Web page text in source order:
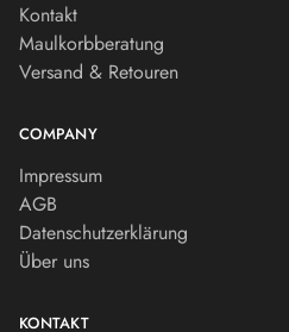
Kontakt
Maulkorbberatung
Versand & Retouren
COMPANY
Impressum
AGB
Datenschutzerklärung
Über uns
KONTAKT